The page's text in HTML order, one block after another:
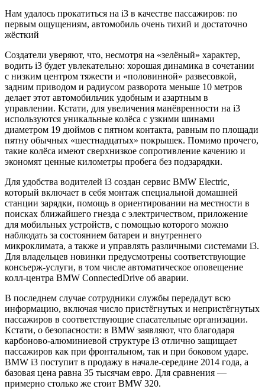
Нам удалось прокатиться на i3 в качестве пассажиров: по
первым ощущениям, автомобиль очень тихий и достаточно
жёсткий
Создатели уверяют, что, несмотря на «зелёный» характер,
водить i3 будет увлекательно: хорошая динамика в сочетании
с низким центром тяжести и «половинной» развесовкой,
задним приводом и радиусом разворота меньше 10 метров
делает этот автомобильчик удобным и азартным в
управлении. Кстати, для увеличения манёвренности на i3
используются уникальные колёса с узкими шинами
диаметром 19 дюймов с пятном контакта, равным по площади
пятну обычных «шестнадцатых» покрышек. Помимо прочего,
такие колёса имеют сверхнизкое сопротивление качению и
экономят ценные километры пробега без подзарядки.
Для удобства водителей i3 создан сервис BMW Electric,
который включает в себя монтаж специальной домашней
станции зарядки, помощь в ориентировании на местности в
поисках ближайшего гнезда с электричеством, приложение
для мобильных устройств, с помощью которого можно
наблюдать за состоянием батареи и внутреннего
микроклимата, а также и управлять различными системами i3.
Для владельцев новинки предусмотрены соответствующие
консьерж-услуги, в том числе автоматическое оповещение
колл-центра BMW ConnectedDrive об аварии.
В последнем случае сотрудники службы передадут всю
информацию, включая число пристёгнутых и непристёгнутых
пассажиров в соответствующие спасательные организации.
Кстати, о безопасности: в BMW заявляют, что благодаря
карбоново-алюминиевой структуре i3 отлично защищает
пассажиров как при фронтальном, так и при боковом ударе.
BMW i3 поступит в продажу в начале-середине 2014 года, а
базовая цена равна 35 тысячам евро. Для сравнения —
примерно столько же стоит BMW 320.